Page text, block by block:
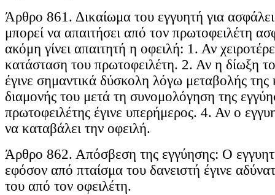
Άρθρο 861. Δικαίωμα του εγγυητή για
μπορεί να απαιτήσει από τον πρωτοφειλέτη
ακόμη γίνει απαιτητή η οφειλή: 1. Αν
κατάσταση του πρωτοφειλέτη. 2. Αν η δίωξη
έγινε σημαντικά δύσκολη λόγω μεταβολής της
διαμονής του μετά τη συνομολόγηση της
πρωτοφειλέτης έγινε υπερήμερος. 4. Αν ο
να καταβάλει την οφειλή.
Άρθρο 862. Απόσβεση της εγγύησης: Ο
εφόσον από πταίσμα του δανειστή έγινε
του από τον οφειλέτη.